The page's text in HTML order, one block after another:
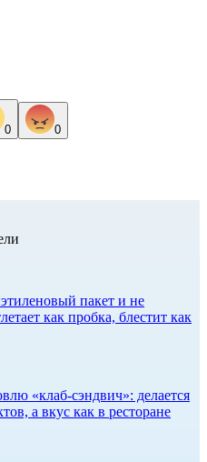
0 0
пакет и не
как пробка, блестит как
«клаб-сэндвич»: делается
а вкус как в ресторане